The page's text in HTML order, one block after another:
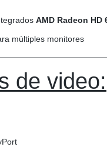
AMD Radeon HD
múltiples monitores
de video: